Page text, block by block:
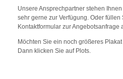
Unsere Ansprechpartner stehen
sehr gerne zur Verfügung. Oder füllen
Kontaktformular zur Angebotsanfrage
Möchten Sie ein noch größeres
Dann klicken Sie auf Plots.